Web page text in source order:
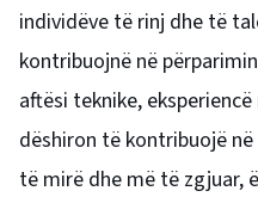
individëve të rinj dhe të
kontribuojnë në
aftësi teknike,
dëshiron të kontribuojë
të mirë dhe më të zgjuar,